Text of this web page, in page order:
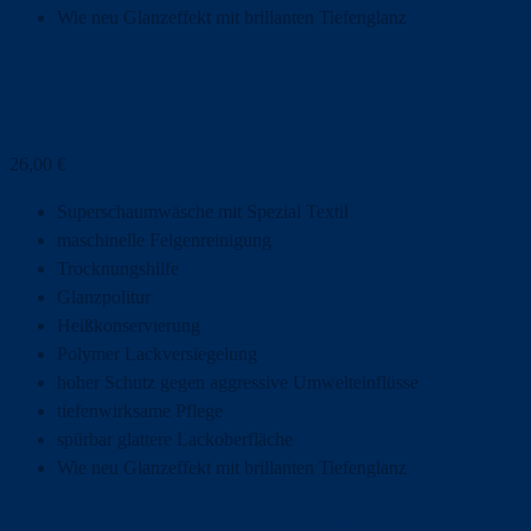
Wie neu Glanzeffekt mit brillanten Tiefenglanz
26,00 €
Superschaumwäsche mit Spezial Textil
maschinelle Felgenreinigung
Trocknungshilfe
Glanzpolitur
Heißkonservierung
Polymer Lackversiegelung
hoher Schutz gegen aggressive Umwelteinflüsse
tiefenwirksame Pflege
spürbar glattere Lackoberfläche
Wie neu Glanzeffekt mit brillanten Tiefenglanz